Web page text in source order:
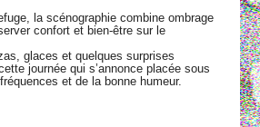
la scénographie combine ombrage
confort et bien-être sur le
glaces et quelques surprises
journée qui s’annonce placée sous
et de la bonne humeur.